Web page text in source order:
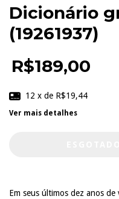
Dicionário
(19261937)
R$189,00
12 x de R$19,44
Ver mais detalhes
Em seus últimos dez anos